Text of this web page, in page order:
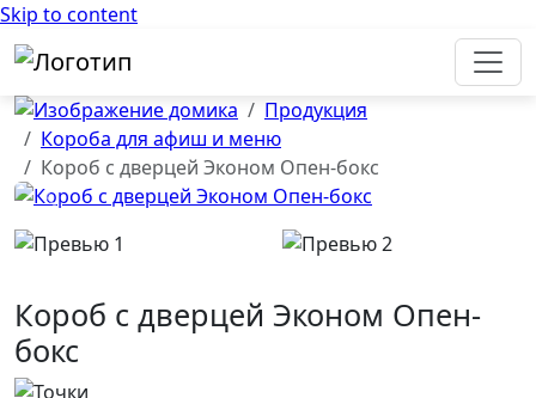
Skip to content
Продукция
Короба для афиш и меню
Короб с дверцей Эконом Опен-бокс
Previous
Короб с дверцей Эконом Опен-
бокс